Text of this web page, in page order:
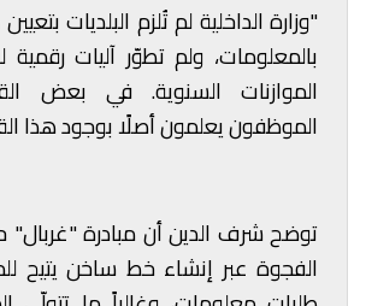
"وزارة الداخلية لم تُلزم البلديات
بالمعلومات، ولم تطوّر آليات رقمية
الموازنات السنوية. في بعض
الموظفون يعلمون أصلًا بوجود هذا
توضح شرف الدين أن مبادرة
الفجوة عبر إنشاء خط ساخن يتيح